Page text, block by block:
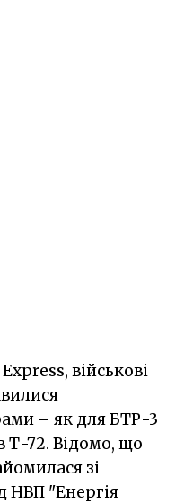
військові
– як для БТР-3
Т-72. Відомо, що
зі
НВП "Енергія